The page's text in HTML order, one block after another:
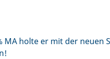
MA holte er mit der neuen